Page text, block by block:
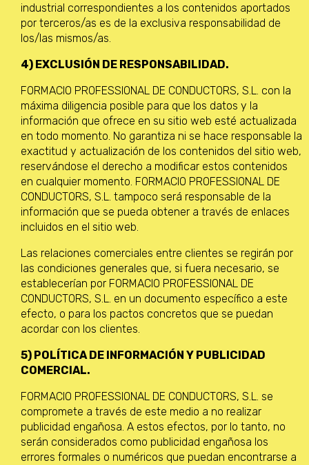
industrial correspondientes a los contenidos aportados
por terceros/as es de la exclusiva responsabilidad de
los/las mismos/as.
4) EXCLUSIÓN DE RESPONSABILIDAD.
FORMACIO PROFESSIONAL DE CONDUCTORS, S.L. con la
máxima diligencia posible para que los datos y la
información que ofrece en su sitio web esté actualizada
en todo momento. No garantiza ni se hace responsable la
exactitud y actualización de los contenidos del sitio web,
reservándose el derecho a modificar estos contenidos
en cualquier momento. FORMACIO PROFESSIONAL DE
CONDUCTORS, S.L. tampoco será responsable de la
información que se pueda obtener a través de enlaces
incluidos en el sitio web.
Las relaciones comerciales entre clientes se regirán por
las condiciones generales que, si fuera necesario, se
establecerían por FORMACIO PROFESSIONAL DE
CONDUCTORS, S.L. en un documento específico a este
efecto, o para los pactos concretos que se puedan
acordar con los clientes.
5) POLÍTICA DE INFORMACIÓN Y PUBLICIDAD
COMERCIAL.
FORMACIO PROFESSIONAL DE CONDUCTORS, S.L. se
compromete a través de este medio a no realizar
publicidad engañosa. A estos efectos, por lo tanto, no
serán considerados como publicidad engañosa los
errores formales o numéricos que puedan encontrarse a